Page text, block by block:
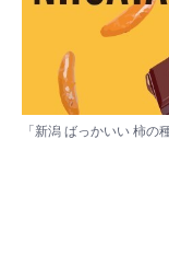
「新潟 ばっかいい 柿の